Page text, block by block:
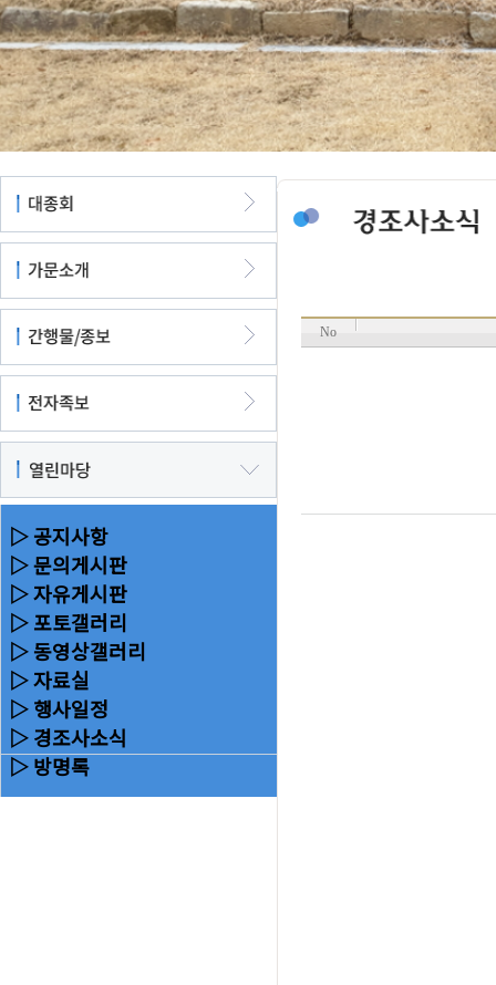
▷ 공지사항
▷ 문의게시판
▷ 자유게시판
▷ 포토갤러리
▷ 동영상갤러리
▷ 자료실
▷ 행사일정
▷ 경조사소식
▷ 방명록